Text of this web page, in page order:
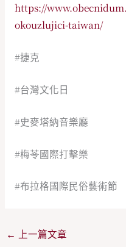
https://
okouzlujici-taiwan/
#捷克
#台灣文化日
#史麥塔納音樂廳
#梅苓國際打擊樂
#布拉格國際民俗藝術節
← 上一篇文章